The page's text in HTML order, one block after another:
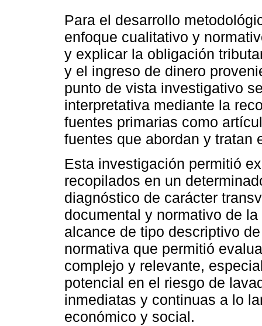
Para el desarrollo
enfoque cualitativo y
y explicar la obligación
y el ingreso de dinero
punto de vista investigativo
interpretativa mediante la
fuentes primarias como
fuentes que abordan y tratan
Esta investigación permitió
recopilados en un
diagnóstico de carácter
documental y normativo de
alcance de tipo descriptivo
normativa que permitió
complejo y relevante,
potencial en el riesgo de
inmediatas y continuas a lo
económico y social.